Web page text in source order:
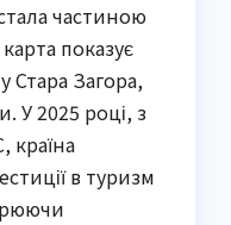
частиною
показує
Стара Загора,
У 2025 році, з
країна
в туризм